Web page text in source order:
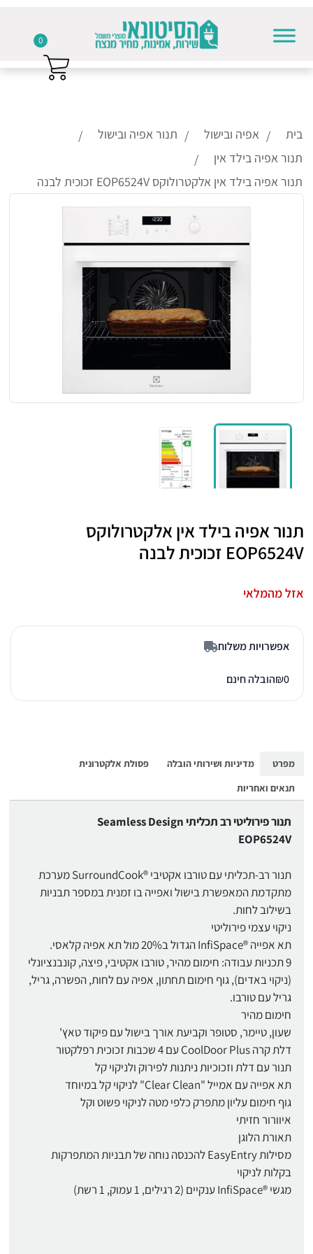
בית אפיה ובישול
תנור אפיה ובישול
תנור אפיה בילד אין
תנור אפיה בילד אין אלקטרולוקס EOP6524V זכוכית לבנה
תנור אפיה בילד אין אלקטרולוקס
EOP6524V זכוכית לבנה
אזל מהמלאי
אפשרויות משלוח
₪0 הובלה חינם
מפרט מדיניות ושירותי הובלה
פסולת אלקטרונית
תנאים ואחריות
תנור פירוליטי רב תכליתי Seamless Design
EOP6524V
תנור רב-תכליתי עם טורבו אקטיבי ®SurroundCook מערכת
מתקדמת המאפשרת בישול ואפייה בו זמנית במספר תבניות
בשילוב לחות.
ניקוי עצמי פירוליטי
תא אפייה ®InfiSpace הגדול ב20% מול תא אפיה קלאסי.
9 תכניות עבודה: חימום מהיר, טורבו אקטיבי, פיצה, קונבנציונלי
(ניקוי באדים), גוף חימום תחתון, אפיה עם לחות, הפשרה, גריל,
גריל עם טורבו.
חימום מהיר
שעון, טיימר, סטופר וקביעת אורך בישול עם פיקוד טאץ'
דלת קרה CoolDoor Plus עם 4 שכבות זכוכית רפלקטור
תנור עם דלת וזכוכיות ניתנות לפירוק ולניקוי קל
תא אפייה עם אמייל "Clear Clean" לניקוי קל במיוחד
גוף חימום עליון מתפרק כלפי מטה לניקוי פשוט וקל
איוורור חזיתי
תאורת הלוגן
מסילות EasyEntry להכנסה נוחה של תבניות המתפרקות
בקלות לניקוי
מגשי ®InfiSpace ענקיים (2 רגילים, 1 עמוק, 1 רשת)
0